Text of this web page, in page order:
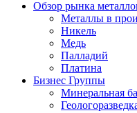
Обзор рынка
Металлы в
Никель
Медь
Палладий
Платина
Бизнес Группы
Минеральная